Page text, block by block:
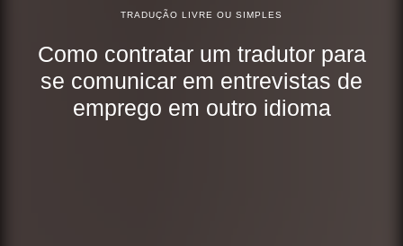
TRADUÇÃO LIVRE OU SIMPLES
Como contratar um tradutor para
se comunicar em entrevistas de
emprego em outro idioma